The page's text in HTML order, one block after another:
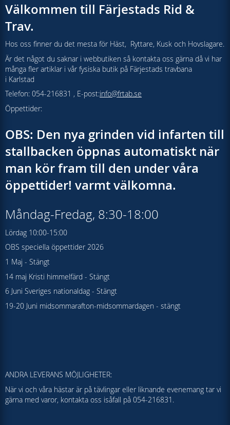
Välkommen till Färjestads Rid &
Trav.
Hos oss finner du det mesta för Häst, Ryttare, Kusk och Hovslagare.
Är det något du saknar i webbutiken så kontakta oss gärna då vi har
många fler artiklar i vår fysiska butik på Färjestads travbana
i Karlstad
Telefon: 054-216831 , E-post:info@frtab.se
Öppettider:
OBS: Den nya grinden vid infarten till
stallbacken öppnas automatiskt när
man kör fram till den under våra
öppettider! varmt välkomna.
Måndag-Fredag, 8:30-18:00
Lördag 10:00-15:00
OBS speciella öppettider 2026
1 Maj - Stängt
14 maj Kristi himmelfärd - Stängt
6 Juni Sveriges nationaldag - Stängt
19-20 Juni midsommarafton-midsommardagen - stängt
ANDRA LEVERANS MÖJLIGHETER:
När vi och våra hästar är på tävlingar eller liknande evenemang tar vi
gärna med varor, kontakta oss isåfall på 054-216831.